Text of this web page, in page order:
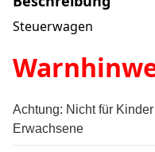
Steuerwagen
Achtung: Nicht für
Erwachsene